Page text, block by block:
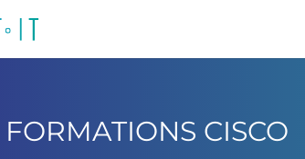
CISCO